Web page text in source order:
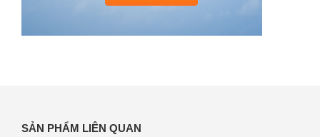
SẢN PHẨM LIÊN QUAN